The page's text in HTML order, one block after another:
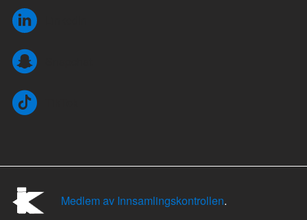
Medlem av Innsamlingskontrollen.